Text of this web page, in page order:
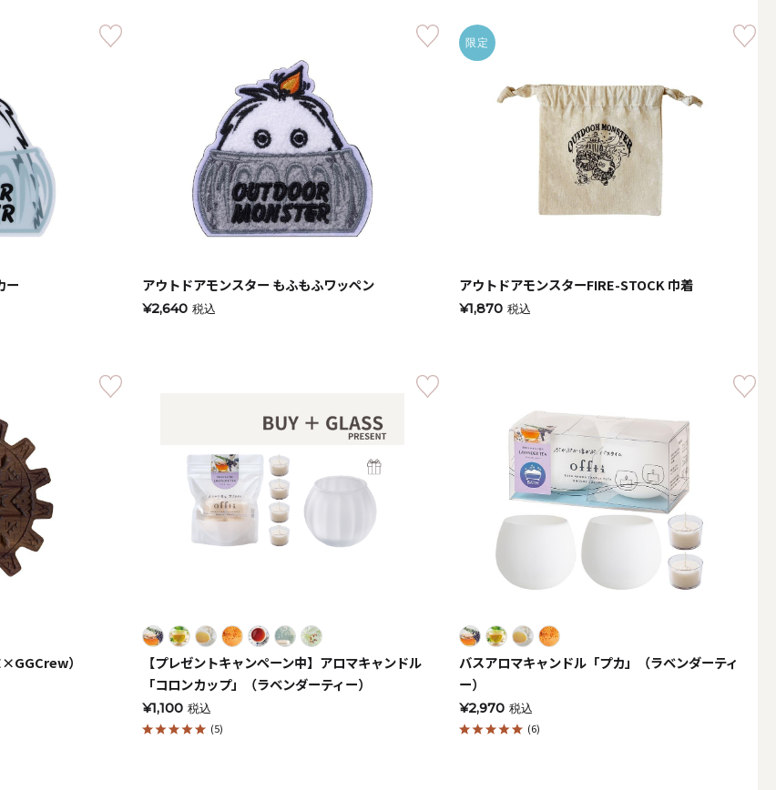
手作りキット 簡単手作りキャンドル材料
キャンドルグッズ LEDキャンドル
ピラーキャンドル
ー アウトドアモンスター もふもふワッペン
¥2,640 税込
限定
アウトドアモンスターFIRE-STOCK 巾着
¥1,870 税込
）
【プレゼントキャンペーン中】アロマキャンドル
「コロンカップ」（ラベンダーティー）
¥1,100 税込
(5)
バスアロマキャンドル「プカ」（ラベンダーティ
ー）
¥2,970 税込
(6)